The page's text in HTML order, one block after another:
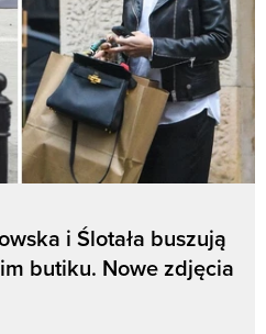
i Ślotała buszują
butiku. Nowe zdjęcia